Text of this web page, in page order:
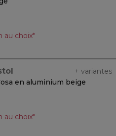
au choix*
+ variantes
en aluminium beige
au choix*